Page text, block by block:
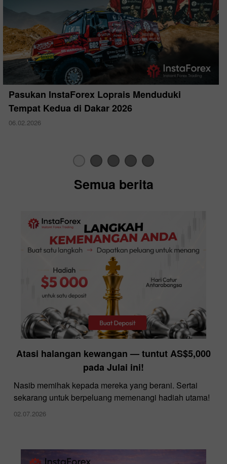
Pasukan InstaForex Loprais Menduduki
Tempat Kedua di Dakar 2026
06.02.2026
pasaran
Semua berita
Atasi halangan kewangan — tuntut AS$5,000
pada Julai ini!
Nasib memihak kepada mereka yang berani. Sertai
sekarang untuk berpeluang memenangi hadiah utama!
02.07.2026